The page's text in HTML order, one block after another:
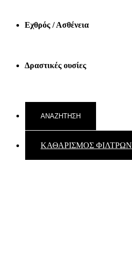
Εχθρός / Ασθένεια
Δραστικές ουσίες
ΚΑΘΑΡΙΣΜΟΣ ΦΙΛΤΡΩΝ